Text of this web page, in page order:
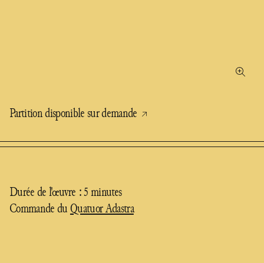
Partition disponible sur demande
Durée de l'œuvre : 5 minutes
Commande duQuatuor Adastra